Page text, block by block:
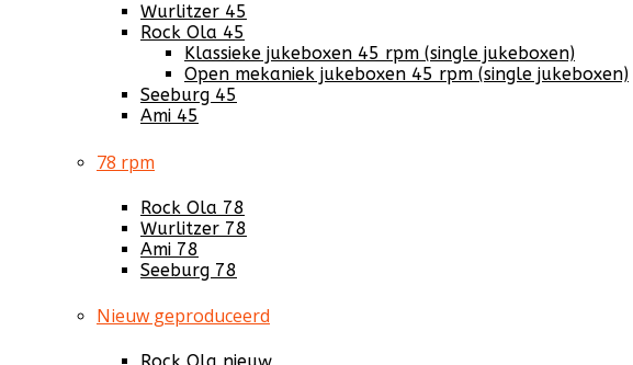
Wurlitzer 45
Rock Ola 45
Klassieke jukeboxen 45 rpm (single jukeboxen)
Open mekaniek jukeboxen 45 rpm (single jukeboxen)
Seeburg 45
Ami 45
78 rpm
Rock Ola 78
Wurlitzer 78
Ami 78
Seeburg 78
Nieuw geproduceerd